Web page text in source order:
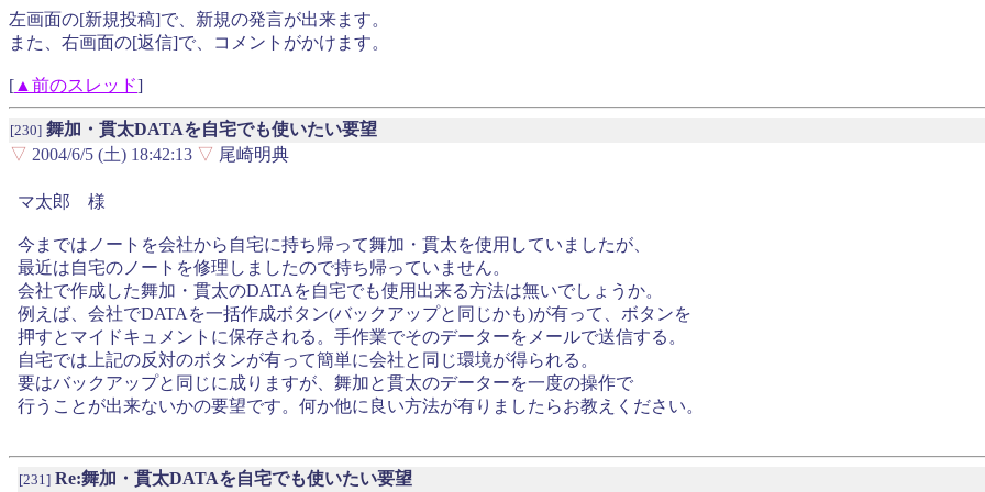
左画面の[新規投稿]で、新規の発言が出来ます。
また、右画面の[返信]で、コメントがかけます。
[ ▲前のスレッド]
[230] 舞加・貫太DATAを自宅でも使いたい要望
▽ 2004/6/5 (土) 18:42:13 ▽ 尾崎明典
マ太郎 様
今まではノートを会社から自宅に持ち帰って舞加・貫太を使用していましたが、
最近は自宅のノートを修理しましたので持ち帰っていません。
会社で作成した舞加・貫太のDATAを自宅でも使用出来る方法は無いでしょうか。
例えば、会社でDATAを一括作成ボタン(バックアップと同じかも)が有って、ボタンを
押すとマイドキュメントに保存される。手作業でそのデーターをメールで送信する。
自宅では上記の反対のボタンが有って簡単に会社と同じ環境が得られる。
要はバックアップと同じに成りますが、舞加と貫太のデーターを一度の操作で
行うことが出来ないかの要望です。何か他に良い方法が有りましたらお教えください。
[231] Re:舞加・貫太DATAを自宅でも使いたい要望